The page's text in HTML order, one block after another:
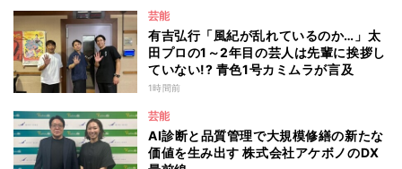
芸能
有吉弘行「風紀が乱れているのか…」太
田プロの1～2年目の芸人は先輩に挨拶し
ていない!? 青色1号カミムラが言及
1時間前
芸能
AI診断と品質管理で大規模修繕の新たな
価値を生み出す 株式会社アケボノのDX